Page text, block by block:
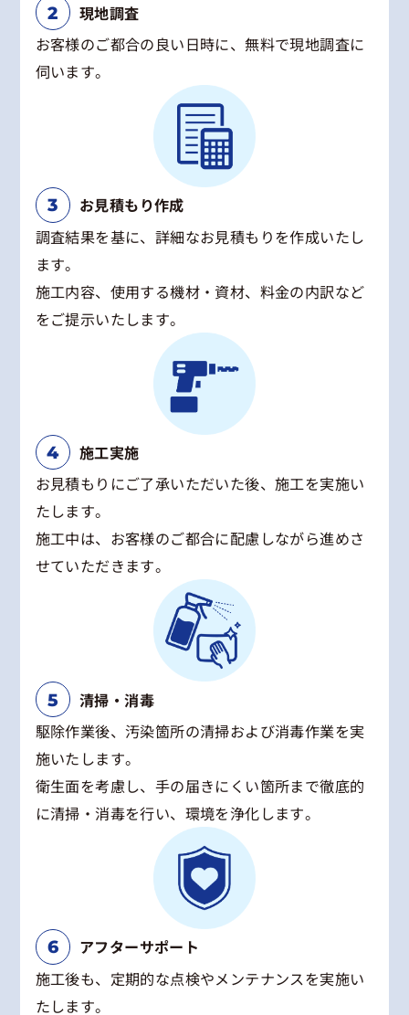
現地調査
お客様のご都合の良い日時に、無料で現地調査に
伺います。
お見積もり作成
調査結果を基に、詳細なお見積もりを作成いたし
ます。
施工内容、使用する機材・資材、料金の内訳など
をご提示いたします。
施工実施
お見積もりにご了承いただいた後、施工を実施い
たします。
施工中は、お客様のご都合に配慮しながら進めさ
せていただきます。
清掃・消毒
駆除作業後、汚染箇所の清掃および消毒作業を実
施いたします。
衛生面を考慮し、手の届きにくい箇所まで徹底的
に清掃・消毒を行い、環境を浄化します。
アフターサポート
施工後も、定期的な点検やメンテナンスを実施い
たします。